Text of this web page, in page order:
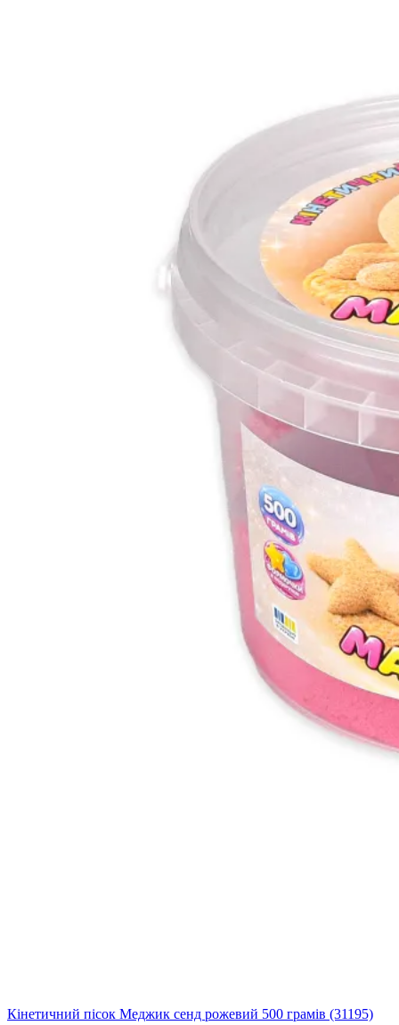
Кінетичний пісок Меджик сенд рожевий 500 грамів (31195)